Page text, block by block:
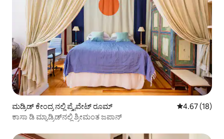
ಮಡ್ರಿಡ್ ಕೇಂದ್ರ ನಲ್ಲಿ ಪ್ರೈವೇಟ್ ರೂಮ್ 5 ರಲ್ಲಿ 4.67
4.67 (18)
ಕಾಸಾ ಡಿ ಮ್ಯಾಡ್ರಿಡ್‌ನಲ್ಲಿ ಶ್ರೀಮಂತ ಜಪಾನ್